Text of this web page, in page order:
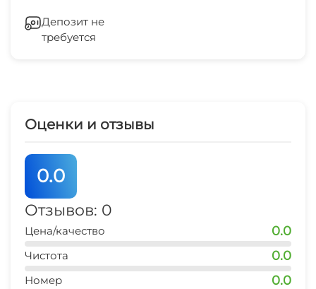
центр развлечений
5 мин
10-15 мин
аптека
Зеленый двор
Шезлонги/лежаки
Депозит не
требуется
Оценки и отзывы
0.0
Отзывов: 0
Цена/качество 0.0
Чистота 0.0
Номер 0.0